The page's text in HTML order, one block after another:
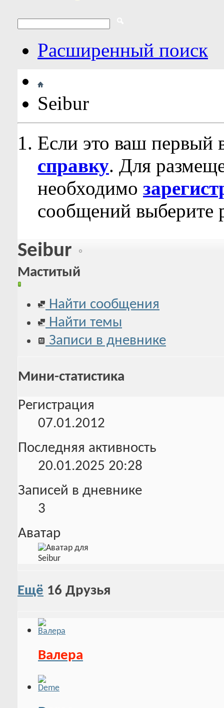
Расширенный поиск
Seibur
Если это ваш первый
справку. Для
необходимо
сообщений выберите
Seibur
Маститый
Найти сообщения
Найти темы
Записи в дневнике
Мини-статистика
Регистрация
07.01.2012
Последняя активность
20.01.2025 20:28
Записей в дневнике
3
Аватар
Ещё 16 Друзья
Валера